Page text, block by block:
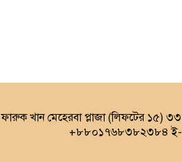
খান মেহেরবা প্লাজা (লিফটের ১৫)
+৮৮০১৭৬৮৩৮২৩৮৪ ই-